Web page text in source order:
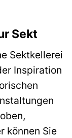
Sekt
Sektkellerei
Inspiration
können Sie